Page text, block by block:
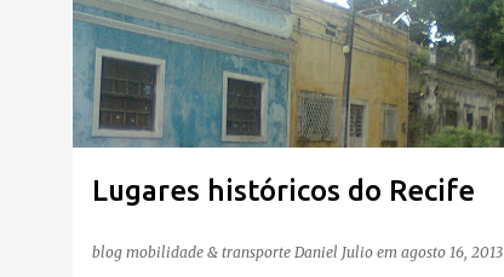
Lugares históricos do Recife
blog mobilidade & transporte Daniel Julio em agosto 16, 2013